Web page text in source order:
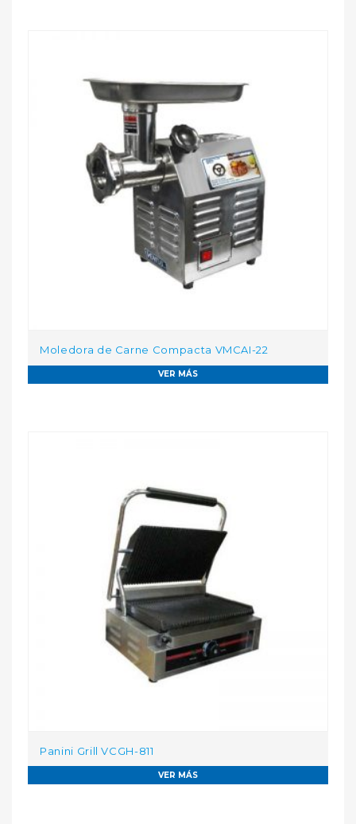
Moledora de Carne Compacta VMCAI-22
VER MÁS
Panini Grill VCGH-811
VER MÁS